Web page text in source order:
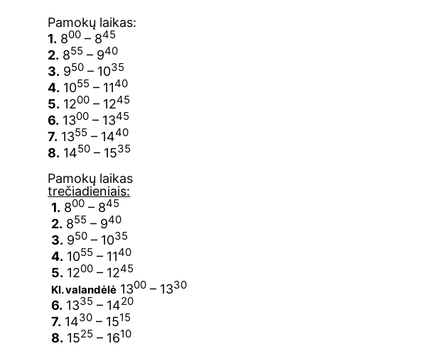
Pamokų laikas:
1. 800 – 845
2. 855 – 940
3. 950 – 1035
4. 1055 – 1140
5. 1200 – 1245
6. 1300 – 1345
7. 1355 – 1440
8. 1450 – 1535
Pamokų laikas
trečiadieniais:
1. 800 – 845
2. 855 – 940
3. 950 – 1035
4. 1055 – 1140
5. 1200 – 1245
Kl. valandėlė 1300 – 1330
6. 1335 – 1420
7. 1430 – 1515
8. 1525 – 1610